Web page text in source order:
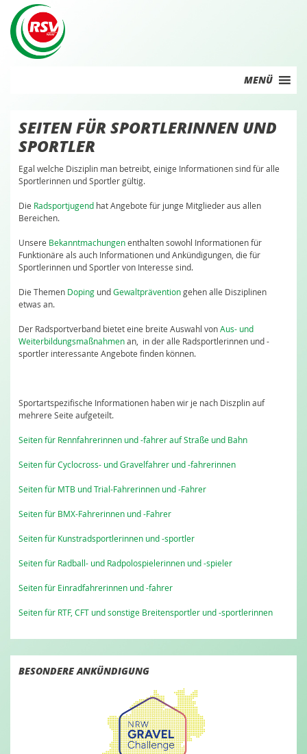
content
MENÜ
SEITEN FÜR SPORTLERINNEN UND
SPORTLER
Egal welche Disziplin man betreibt, einige Informationen sind für alle
Sportlerinnen und Sportler gültig.
Die Radsportjugend hat Angebote für junge Mitglieder aus allen
Bereichen.
Unsere Bekanntmachungenenthalten sowohl Informationen für
Funktionäre als auch Informationen und Ankündigungen, die für
Sportlerinnen und Sportler von Interesse sind.
Die Themen Doping undGewaltpräventiongehen alle Disziplinen
etwas an.
Der Radsportverband bietet eine breite Auswahl vonAus- und
Weiterbildungsmaßnahmenan, in der alle Radsportlerinnen und -
sportler interessante Angebote finden können.
Sportartspezifische Informationen haben wir je nach Diszplin auf
mehrere Seite aufgeteilt.
Seiten für Rennfahrerinnen und -fahrer auf Straße und Bahn
Seiten für Cyclocross- und Gravelfahrer und -fahrerinnen
Seiten für MTB und Trial-Fahrerinnen und -Fahrer
Seiten für BMX-Fahrerinnen und -Fahrer
Seiten für Kunstradsportlerinnen und -sportler
Seiten für Radball- und Radpolospielerinnen und -spieler
Seiten für Einradfahrerinnen und -fahrer
Seiten für RTF, CFT und sonstige Breitensportler und -sportlerinnen
BESONDERE ANKÜNDIGUNG